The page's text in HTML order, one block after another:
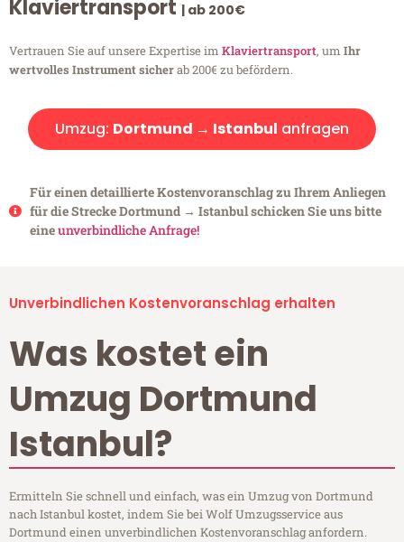
Klaviertransport | ab 200€
Vertrauen Sie auf unsere Expertise im Klaviertransport, um Ihr
wertvolles Instrument sicherab 200€ zu befördern.
Umzug: Dortmund → Istanbul anfragen
Für einen detaillierte Kostenvoranschlag zu Ihrem Anliegen
für die Strecke Dortmund → Istanbul schicken Sie uns bitte
eineunverbindliche Anfrage!
Unverbindlichen Kostenvoranschlag erhalten
Was kostet ein
Umzug Dortmund
Istanbul?
Ermitteln Sie schnell und einfach, was ein Umzug von Dortmund
nach Istanbul kostet, indem Sie bei Wolf Umzugsservice aus
Dortmund einen unverbindlichen Kostenvoranschlag anfordern.